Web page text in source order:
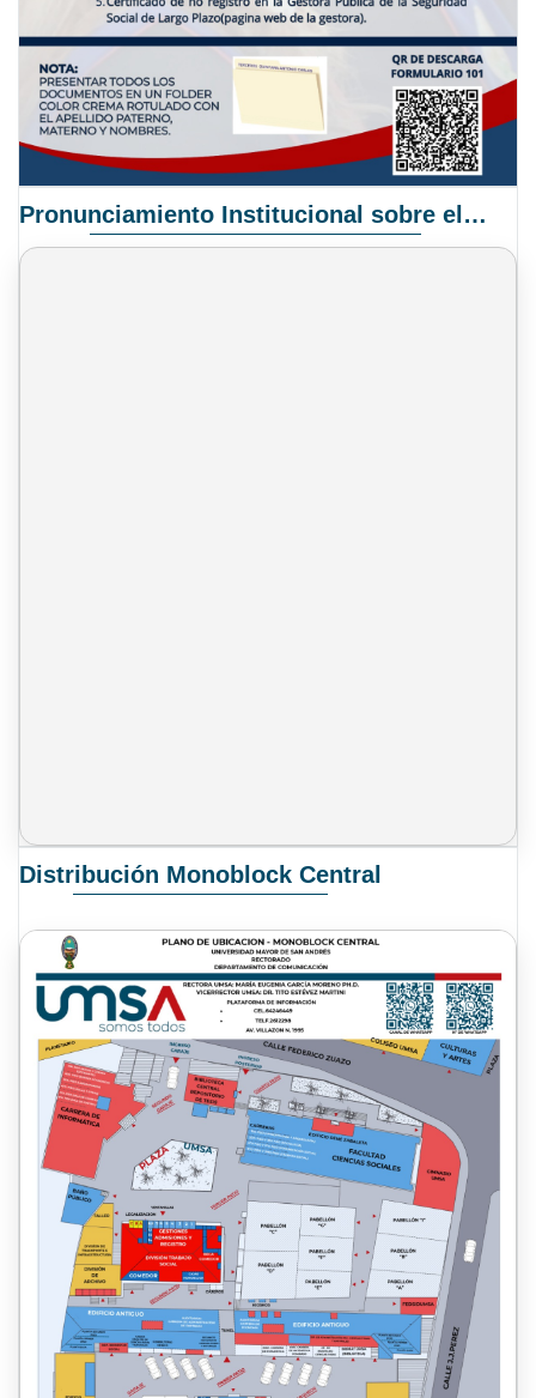
Pronunciamiento Institucional sobre el Proyecto de Ley N° 068/2025-2026 C.S.
Distribución Monoblock Central